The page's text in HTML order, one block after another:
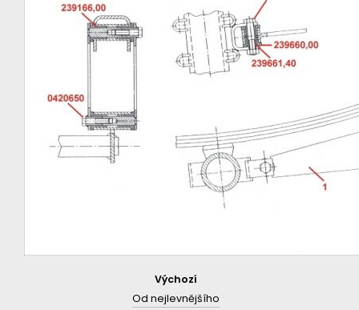
Výchozí
Od nejlevnějšího